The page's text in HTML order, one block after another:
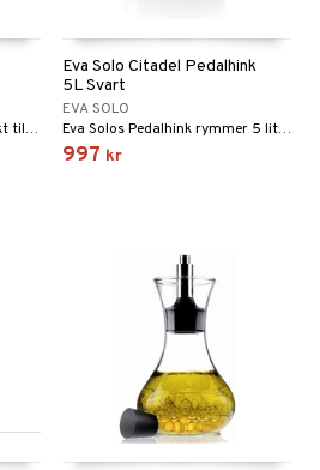
Baksten från Eva Solo. Perfekt till pizzan, brödet eller att baka t.ex. bullar med.
Eva Solo Citadel Pedalhink
5L Svart
EVA SOLO
Eva Solos Pedalhink rymmer 5 liter och håller stilen i badrummet.
997 kr